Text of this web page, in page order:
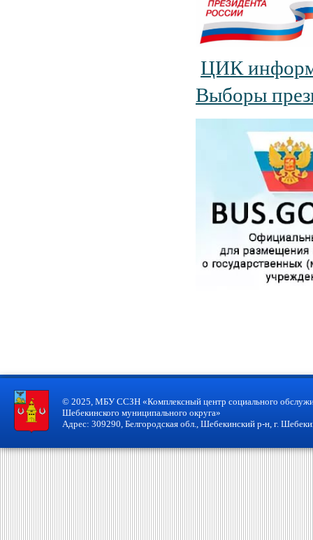
ЦИК
Выборы
© 2025, МБУ ССЗН «Комплексный центр социального
Шебекинского муниципального округа»
Адрес: 309290, Белгородская обл., Шебекинский р-н, г.